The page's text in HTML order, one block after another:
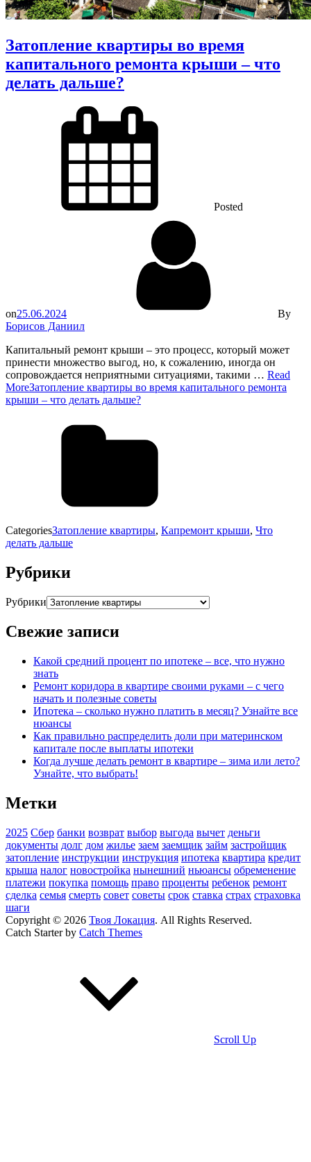
Затопление квартиры во время
капитального ремонта крыши – что
делать дальше?
Posted
on25.06.2024
By
Борисов Даниил
Капитальный ремонт крыши – это процесс, который может
принести множество выгод, но, к сожалению, иногда он
сопровождается неприятными ситуациями, такими … Read
MoreЗатопление квартиры во время капитального ремонта
крыши – что делать дальше?
CategoriesЗатопление квартиры, Капремонт крыши, Что
делать дальше
Рубрики
Рубрики
Свежие записи
Какой средний процент по ипотеке – все, что нужно
знать
Ремонт коридора в квартире своими руками – с чего
начать и полезные советы
Ипотека – сколько нужно платить в месяц? Узнайте все
нюансы
Как правильно распределить доли при материнском
капитале после выплаты ипотеки
Когда лучше делать ремонт в квартире – зима или лето?
Узнайте, что выбрать!
Метки
2025 Сбер банки возврат выбор выгода вычет деньги
документы долг дом жилье заем заемщик займ застройщик
затопление инструкции инструкция ипотека квартира кредит
крыша налог новостройка нынешний ньюансы обременение
платежи покупка помощь право проценты ребенок ремонт
сделка семья смерть совет советы срок ставка страх страховка
шаги
Copyright © 2026 Твоя Локация. All Rights Reserved.
Catch Starter by Catch Themes
Scroll Up